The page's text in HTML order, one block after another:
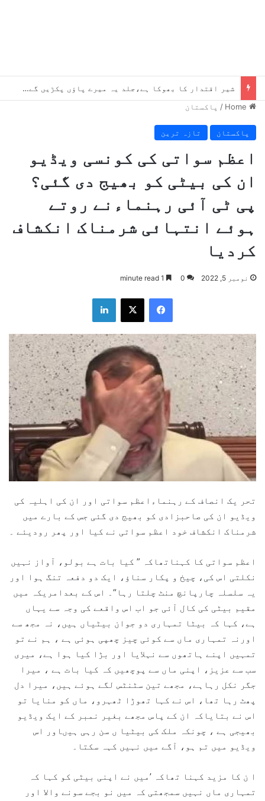
شیر اقتدار کا بھوکا ہے،جلد یہ میرے پاؤں پکڑیں گے ، بلاول
/ پاکستان
پاکستان تازہ ترین
اعظم سواتی کی کونسی ویڈیو
ان کی بیٹی کو بھیج دی گئی؟
پی ٹی آئی رہنماءنے روتے
ہوئے انتہائی شرمناک انکشاف
کردیا
نومبر 5, 2022 0
Facebook
X
LinkedIn
تحر یک انصاف کے رہنماءاعظم سواتی اور ان کی اہلیہ کی
ویڈیو ان کی صاحبزادی کو بھیج دی گئی جس کے بارے میں
شرمناک انکشاف خود اعظم سواتی نے کیا اور پھر رودیئے ۔
اعظم سواتی کا کہناتھاکہ ” کیا بات ہے بولو، آواز نہیں
نکلتی اس کی، چیخ و پکار سناﺅ، ایک دو دفعہ تنگ ہوا اور
یہ سلسلہ چارپانچ منٹ چلتا رہا“۔ اس کے بعدامریکہ میں
مقیم بیٹی کی کال آئی جو اب اس واقعے کی وجہ سے یہاں
ہے، کہا کہ بیٹا تمہاری دو جوان بیٹیاں ہیں، نہ مجھ سے
اورنہ تمہاری ماں سے کوئی چیز چھپی ہوئی ہے ، ہم نے تو
تمہیں اپنے ہاتھوں سے نہلایا اور بڑا کیا ہوا ہے، میری
سب سے عزیز، اپنی ماں سے پوچھیں کہ کیا بات ہے ، میرا
جگر نکل رہاہے، مجھے تین سٹنٹس لگے ہوئے ہیں، میرا دل
پھٹ رہا تھا، اس نے کہا تھوڑا ٹھہرو، ماں کو منایا تو
اس نے بتایاکہ ان کے پاس مجھے بغیر نمبر کے ایک ویڈیو
بھیجی ہے ، چونکہ ملک کی بیٹیا ں سن رہی ہیںاور اس
ویڈیو میں تم ہو، آگے میں نہیں کہہ سکتا۔
ا ن کا مزید کہنا تھاکہ ’میں نے اپنی بیٹی کو کہا کہ
تمہاری ماں نہیں سمجھتی کہ میں نو بجے سونے والا اور